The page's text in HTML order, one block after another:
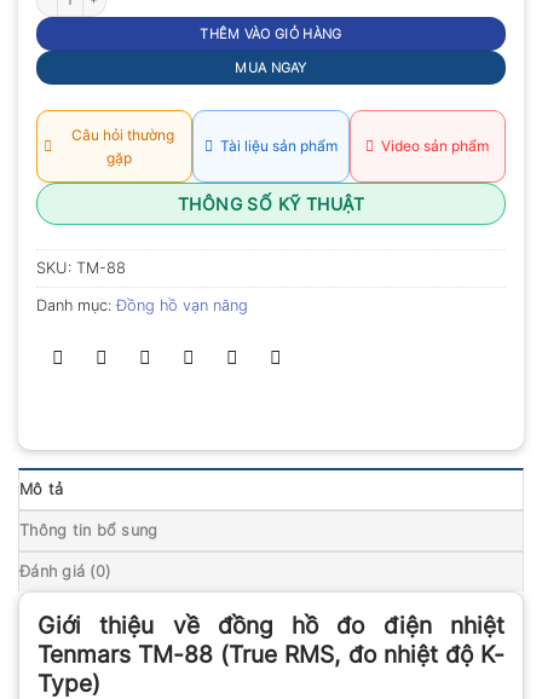
THÊM VÀO GIỎ HÀNG
MUA NGAY
Câu hỏi thường
gặp
Tài liệu sản phẩm Video sản phẩm
THÔNG SỐ KỸ THUẬT
SKU: TM-88
Danh mục:Đồng hồ vạn năng
Mô tả
Thông tin bổ sung
Đánh giá (0)
Giới thiệu về đồng hồ đo điện nhiệt
Tenmars TM-88 (True RMS, đo nhiệt độ K-
Type)